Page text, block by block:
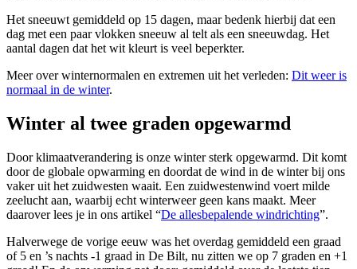
Het sneeuwt gemiddeld op 15 dagen, maar bedenk hierbij dat een
dag met een paar vlokken sneeuw al telt als een sneeuwdag. Het
aantal dagen dat het wit kleurt is veel beperkter.
Meer over winternormalen en extremen uit het verleden: Dit weer is
normaal in de winter.
Winter al twee graden opgewarmd
Door klimaatverandering is onze winter sterk opgewarmd. Dit komt
door de globale opwarming en doordat de wind in de winter bij ons
vaker uit het zuidwesten waait. Een zuidwestenwind voert milde
zeelucht aan, waarbij echt winterweer geen kans maakt. Meer
daarover lees je in ons artikel “De allesbepalende windrichting”.
Halverwege de vorige eeuw was het overdag gemiddeld een graad
of 5 en ’s nachts -1 graad in De Bilt, nu zitten we op 7 graden en +1